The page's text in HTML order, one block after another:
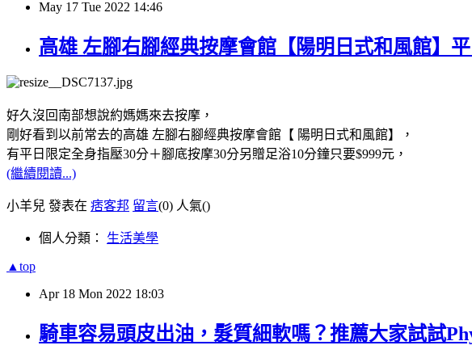
May 17 Tue 2022 14:46
高雄 左腳右腳經典按摩會館【陽明日式和風館】
好久沒回南部想說約媽媽來去按摩，
剛好看到以前常去的高雄 左腳右腳經典按摩會館【 陽明日式和風館】，
有平日限定全身指壓30分＋腳底按摩30分另贈足浴10分鐘只要$999元，
(繼續閱讀...)
小羊兒 發表在 痞客邦 留言(0) 人氣()
個人分類： 生活美學
▲top
Apr 18 Mon 2022 18:03
騎車容易頭皮出油，髮質細軟嗎？推薦大家試試